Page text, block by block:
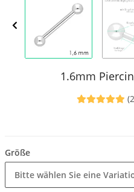
1.6mm
Größe
Bitte wählen Sie eine